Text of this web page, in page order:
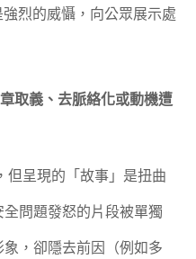
烈的威懾，向公眾展示處
取義、去脈絡化或動機遭
但呈現的「故事」是扭曲
問題發怒的片段被單獨
，卻隱去前因（例如多